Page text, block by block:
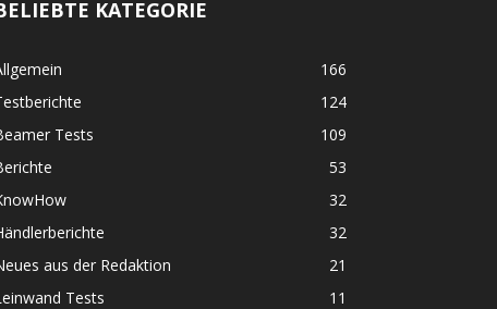
KATEGORIE
166
124
Tests
109
53
32
32
aus der Redaktion
21
Tests
11